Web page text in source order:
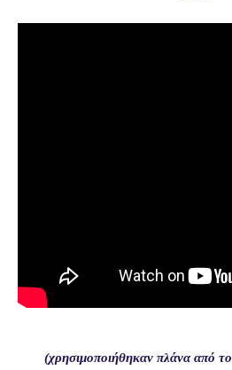
(χρησιμοποιήθηκαν πλάνα από το